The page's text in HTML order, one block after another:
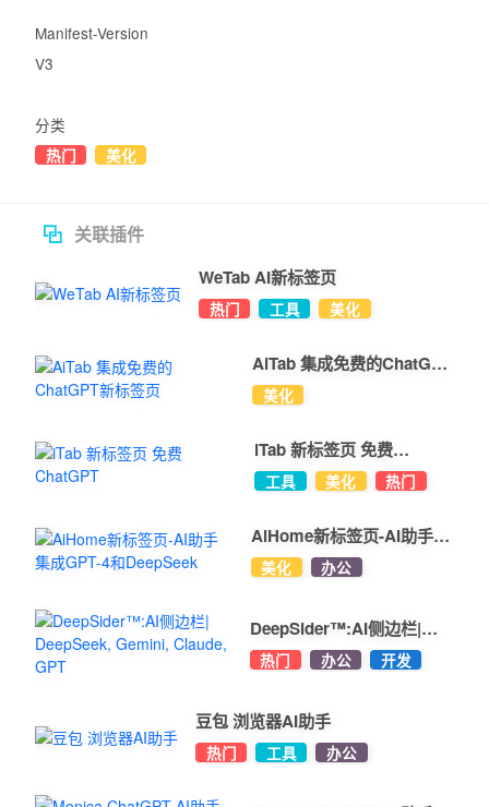
Manifest-Version
V3
分类
热门 美化
关联插件
WeTab AI新标签页
热门 工具 美化
AiTab 集成免费的ChatGPT
新标签页
美化
iTab 新标签页 免费
ChatGPT
工具 美化 热门
AiHome新标签页-AI助手集
成GPT-4和DeepSeek
美化 办公
DeepSider™:AI侧边栏|
DeepSeek, Gemini,
Claude, GPT
热门 办公 开发
豆包 浏览器AI助手
热门 工具 办公